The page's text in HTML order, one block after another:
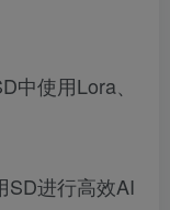
中使用Lora、
SD进行高效AI